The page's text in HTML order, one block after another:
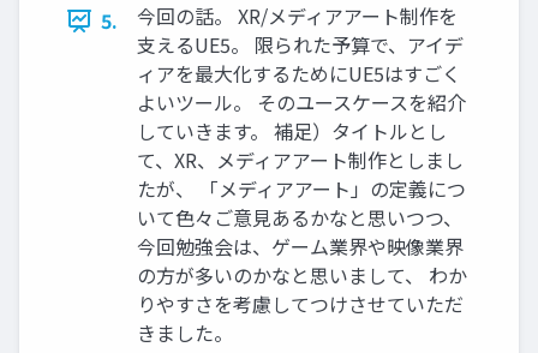
5.
今回の話。 XR/メディアアート制作を
支えるUE5。 限られた予算で、アイデ
ィアを最大化するためにUE5はすごく
よいツール。 そのユースケースを紹介
していきます。 補足）タイトルとし
て、XR、メディアアート制作としまし
たが、 「メディアアート」の定義につ
いて色々ご意見あるかなと思いつつ、
今回勉強会は、ゲーム業界や映像業界
の方が多いのかなと思いまして、 わか
りやすさを考慮してつけさせていただ
きました。